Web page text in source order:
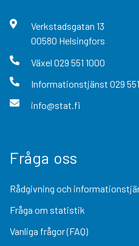
Verkstadsgatan 13
00580 Helsingfors
Växel 029 551 1000
Informationstjänst 029
info@stat.fi
Fråga oss
Rådgivning och
Fråga om statistik
Vanliga frågor (FAQ)